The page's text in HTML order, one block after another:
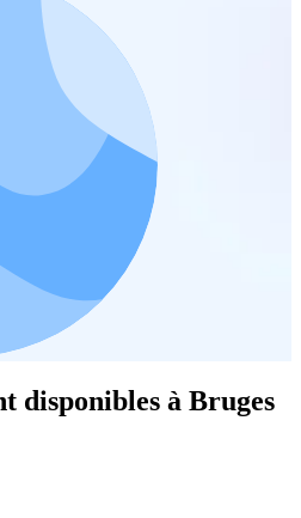
disponibles à Bruges